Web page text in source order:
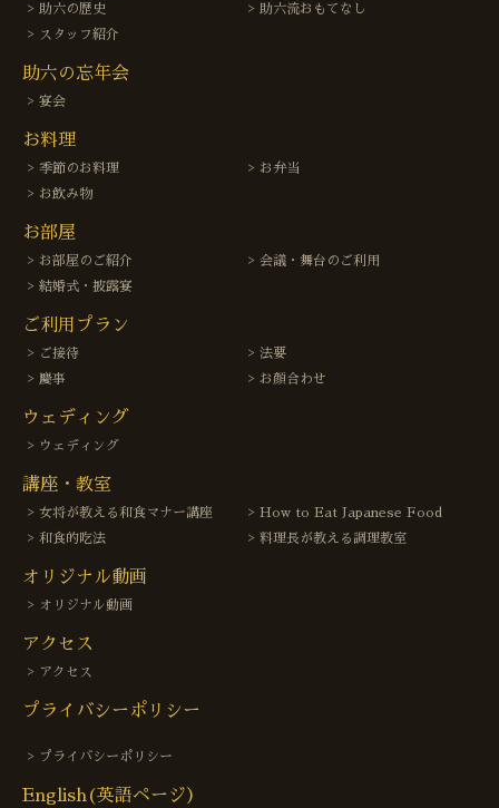
助六の歴史
助六流おもてなし
スタッフ紹介
助六の忘年会
宴会
お料理
季節のお料理
お弁当
お飲み物
お部屋
お部屋のご紹介
会議・舞台のご利用
結婚式・披露宴
ご利用プラン
ご接待
法要
慶事
お顔合わせ
ウェディング
ウェディング
講座・教室
女将が教える和食マナー講座
How to Eat Japanese Food
和食的吃法
料理長が教える調理教室
オリジナル動画
オリジナル動画
アクセス
アクセス
プライバシーポリシー
プライバシーポリシー
English(英語ページ）